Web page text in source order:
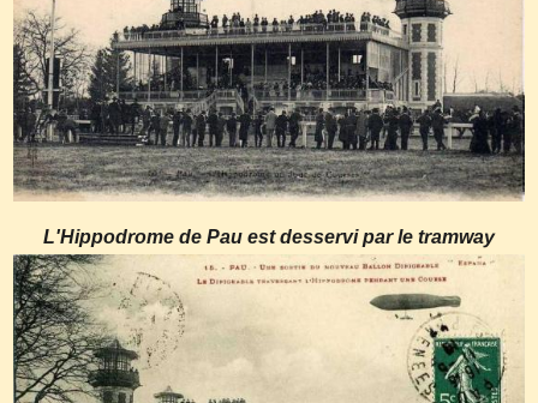
L'Hippodrome de Pau est desservi par le tramway